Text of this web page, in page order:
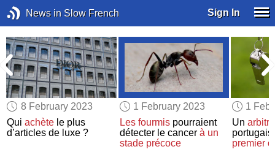
News in Slow French Sign In
8 February 2023
Quiachète le plus
d’articles de luxe ?
1 February 2023
Les fourmispourraient
détecter le cancer à un
stade précoce
1
Un arbitre
portugais
premier